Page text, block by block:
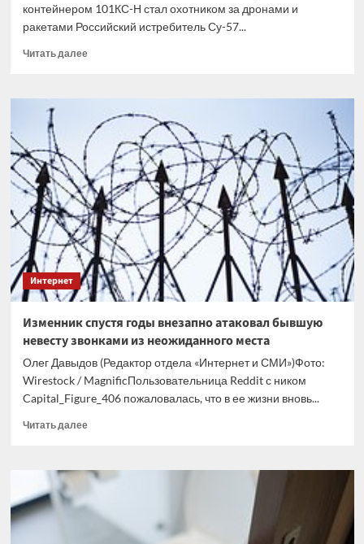
контейнером 101КС-Н стал охотником за дронами и
ракетами Российский истребитель Су-57...
Читать далееПрочитать
рассказали
о
новой
роли
Су-57
Интернет
Изменник спустя годы внезапно атаковал бывшую
невесту звонками из неожиданного места
Олег Давыдов (Редактор отдела «Интернет и СМИ»)Фото:
Wirestock / MagnificПользовательница Reddit с ником
Capital_Figure_406 пожаловалась, что в ее жизни вновь...
Читать далееПрочитать
Изменник
спустя
внезапно
атаковал